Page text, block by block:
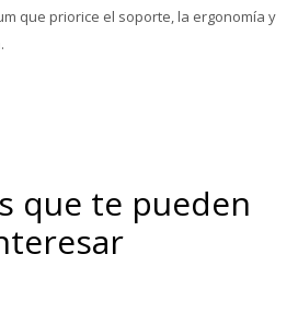
que priorice el soporte, la ergonomía y
que te pueden